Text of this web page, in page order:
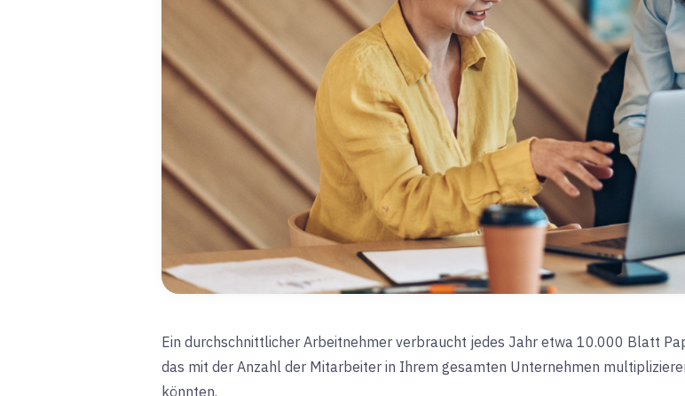
Ein durchschnittlicher Arbeitnehmer verbraucht jedes Jahr etwa 10.000 Blatt
das mit der Anzahl der Mitarbeiter in Ihrem gesamten Unternehmen
könnten.